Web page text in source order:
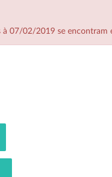
à 07/02/2019 se encontram